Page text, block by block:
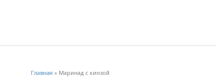
Главная » Маринад с кинзой